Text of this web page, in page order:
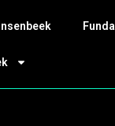
Funda